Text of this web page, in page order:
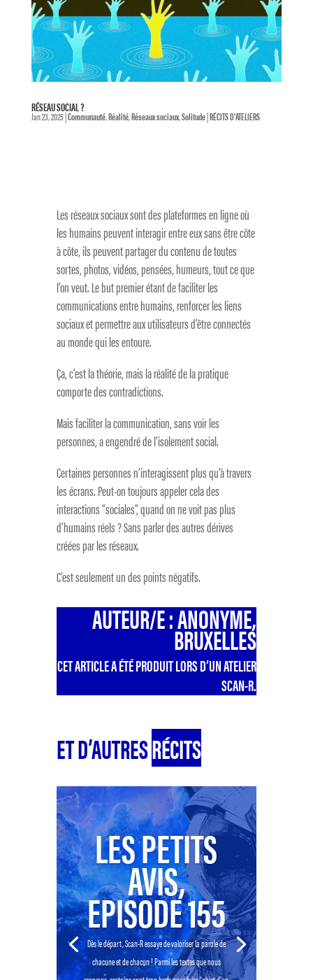
RÉSEAU SOCIAL ?
Jan 23, 2025|Communauté,Réalité,Réseaux sociaux,Solitude|RÉCITS D'ATELIERS
Les réseaux sociaux sont des plateformes en ligne où
les humains peuvent interagir entre eux sans être côte
à côte, ils peuvent partager du contenu de toutes
sortes, photos, vidéos, pensées, humeurs, tout ce que
l’on veut. Le but premier étant de faciliter les
communications entre humains, renforcer les liens
sociaux et permettre aux utilisateurs d’être connectés
au monde qui les entoure.
Ça, c’est la théorie, mais la réalité de la pratique
comporte des contradictions.
Mais faciliter la communication, sans voir les
personnes, a engendré de l’isolement social.
Certaines personnes n’interagissent plus qu’à travers
les écrans. Peut-on toujours appeler cela des
interactions “sociales”, quand on ne voit pas plus
d’humains réels ? Sans parler des autres dérives
créées par les réseaux.
C’est seulement un des points négatifs.
AUTEUR/E : ANONYME,
BRUXELLES
CET ARTICLE A ÉTÉ PRODUIT LORS D’UN ATELIER
SCAN-R.
ET D’AUTRESRÉCITS
LES PETITS
AVIS,
EPISODE 155
Dès le départ, Scan-R essaye de valoriser la parole de
chacune et de chacun ! Parmi les textes que nous